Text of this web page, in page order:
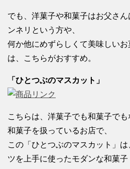
でも、洋菓子や和菓子はお父さ
ンネリという方や、
何か他にめずらしくて美味しい
は、こちらがおすすめ。
「ひとつぶのマスカット」
こちらは、洋菓子でも和菓子で
和菓子を扱っているお店で、
この「ひとつぶのマスカット」
ツを上手に使ったモダンな和菓子